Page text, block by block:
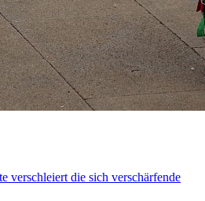
verschleiert die sich verschärfende